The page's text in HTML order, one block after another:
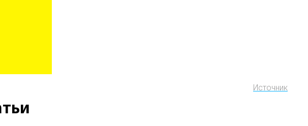
Источник